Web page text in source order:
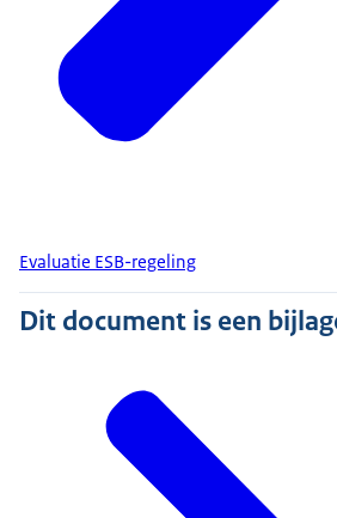
Evaluatie ESB-regeling
Dit document is een